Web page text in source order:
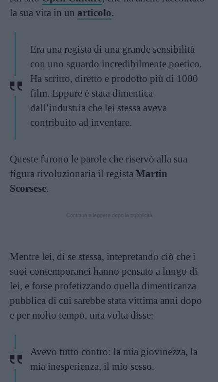
la sua vita in un articolo.
Era una regista di una grande sensibilità
con uno sguardo incredibilmente poetico.
Ha scritto, diretto e prodotto più di 1000
film. Eppure è stata dimentica
dall’industria che lei stessa aveva
contribuito ad inventare.
Queste furono le parole che riservò alla sua
figura rivoluzionaria il regista Martin
Scorsese.
Mentre lei, di se stessa, intepretando ciò che i
suoi contemporanei hanno pensato a lungo di
lei, e forse profetizzando quella dimenticanza
pubblica di cui sarebbe stata vittima anni dopo
e per molto tempo, una volta disse:
Avevo tutto contro: la mia giovinezza, la
mia inesperienza, il mio sesso.